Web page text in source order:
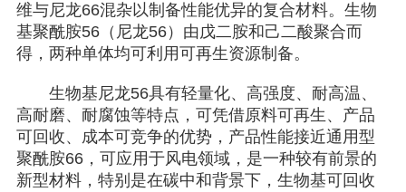
维与尼龙66混杂以制备性能优异的复合材料。生物
基聚酰胺56（尼龙56）由戊二胺和己二酸聚合而
得，两种单体均可利用可再生资源制备。
生物基尼龙56具有轻量化、高强度、耐高温、
高耐磨、耐腐蚀等特点，可凭借原料可再生、产品
可回收、成本可竞争的优势，产品性能接近通用型
聚酰胺66，可应用于风电领域，是一种较有前景的
新型材料，特别是在碳中和背景下，生物基可回收